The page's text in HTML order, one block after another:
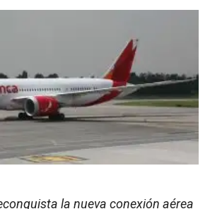
la nueva conexión aérea